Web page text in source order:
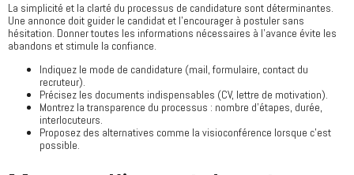
La simplicité et la clarté du processus de candidature sont déterminantes.
Une annonce doit guider le candidat et l’encourager à postuler sans
hésitation. Donner toutes les informations nécessaires à l’avance évite les
abandons et stimule la confiance.
Indiquez le mode de candidature (mail, formulaire, contact du
recruteur).
Précisez les documents indispensables (CV, lettre de motivation).
Montrez la transparence du processus : nombre d’étapes, durée,
interlocuteurs.
Proposez des alternatives comme la visioconférence lorsque c’est
possible.